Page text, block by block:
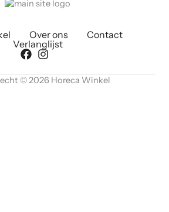
Over ons
Contact
Verlanglijst
© 2026 Horeca Winkel